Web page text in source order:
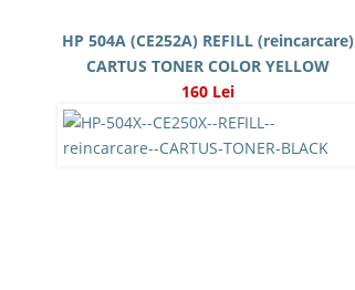
HP 504A (CE252A) REFILL (reincarcare)
CARTUS TONER COLOR YELLOW
160 Lei